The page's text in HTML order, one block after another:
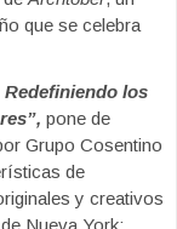
que se celebra
los
pone de
Grupo Cosentino
de
y creativos
Nueva York: